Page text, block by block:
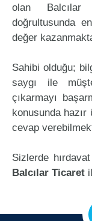
olan
doğrultusunda
değer
Sahibi olduğu;
saygı ile
çıkarmayı
konusunda
cevap
Sizlerde
Balcılar Ticaret